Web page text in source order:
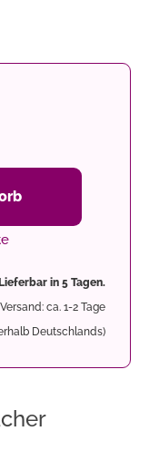
in 5 Tagen.
ca. 1-2 Tage
Deutschlands)